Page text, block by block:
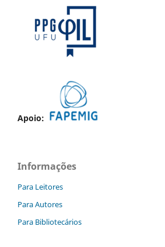
Apoio:
Informações
Para Leitores
Para Autores
Para Bibliotecários